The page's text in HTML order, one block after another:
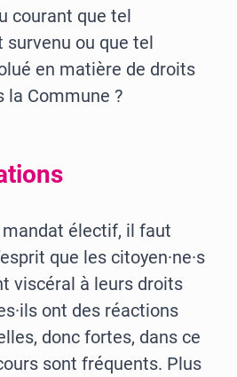
courant que tel
survenu ou que tel
en matière de droits
la Commune ?
mandat électif, il faut
que les citoyen·ne·s
viscéral à leurs droits
ont des réactions
donc fortes, dans ce
sont fréquents. Plus